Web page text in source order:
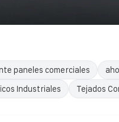
paneles comerciales
Industriales
Tejados